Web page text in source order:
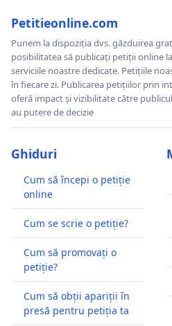
Petitieonline.com
Punem la dispoziția dvs. găzduirea
posibilitatea să publicați petiții online
serviciile noastre dedicate. Petițiile
în fiecare zi. Publicarea petițiilor prin
oferă impact și vizibilitate către
au putere de decizie
Ghiduri
Cum să începi o petiție
online
Cum se scrie o petiție?
Cum să promovați o
petiție?
Cum să obții apariții în
presă pentru petiția ta